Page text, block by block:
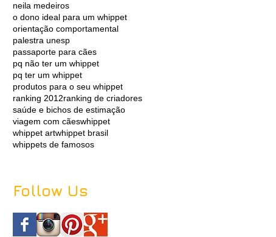
neila medeiros
o dono ideal para um whippet
orientação comportamental
palestra unesp
passaporte para cães
pq não ter um whippet
pq ter um whippet
produtos para o seu whippet
ranking 2012ranking de criadores
saúde e bichos de estimação
viagem com cãeswhippet
whippet artwhippet brasil
whippets de famosos
Follow Us